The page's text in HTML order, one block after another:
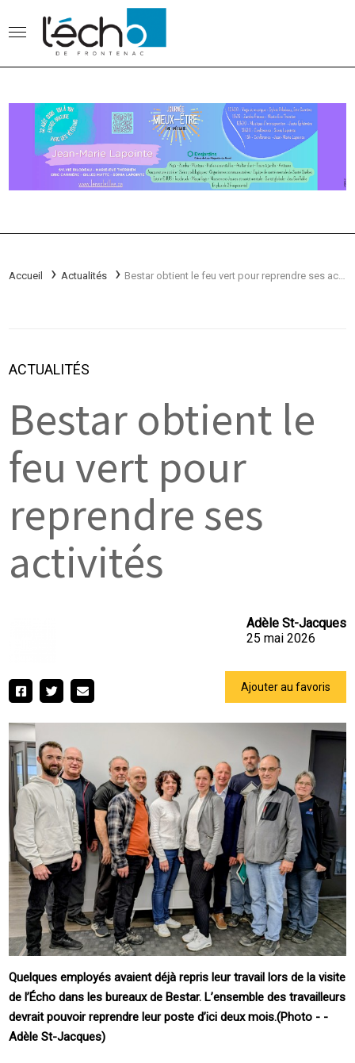
Accueil Actualités
ACTUALITÉS
Bestar obtient le
feu vert pour
reprendre ses
activités
Adèle St-Jacques
25 mai 2026
Ajouter au favoris
Quelques employés avaient déjà repris leur travail lors de la visite
de l’Écho dans les bureaux de ­Bestar. L’ensemble des travailleurs
devrait pouvoir reprendre leur poste d’ici deux mois.(Photo - ­
Adèle ­St-Jacques)